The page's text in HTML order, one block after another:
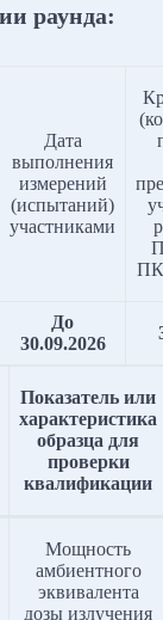
раунда:
Дата
выполнения
измерений
(испытаний)
участниками
ПК
До
30.09.2026
Показатель или
характеристика
образца для
проверки
квалификации
Мощность
амбиентного
эквивалента
дозы излучения